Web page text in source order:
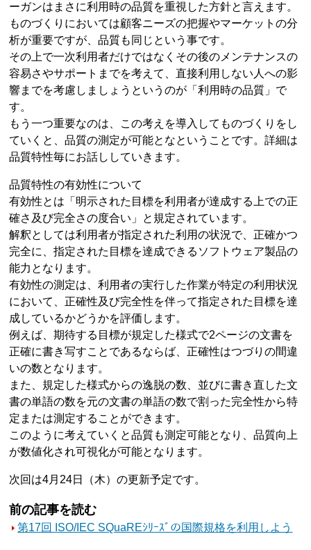
ーガンはまさに利用時の品質を重視した方針と言えます。
ものづくりにおいては顧客ニーズの把握やマーケットの分
析が重要ですが、品質も同じという事です。
その上で一次利用者だけではなくその後のメンテナンスの
容易さやサポートまでを考えて、直接利用しない人への影
響までを考慮しましょうというのが「利用時の品質」で
す。
もう一つ重要なのは、この考えを導入してものづくりをし
ていくと、品質の測定が可能となということです。詳細は
品質特性毎にお話ししていきます。
品質特性の有効性について
有効性とは「明示された目標を利用者が達成する上での正
確さ及び完全さの度合い」と規定されています。
解釈としては利用者が指定された利用の状況で、正確かつ
完全に、指定された目標を達成できるソフトウェア製品の
能力となります。
有効性の測定は、利用者の実行した作業が特定の利用状況
において、正確性及び完全性を伴って指定された目標を達
成しているかどうかを評価します。
例えば、期待する目標が規定した様式で2ページの文書を
正確に書き写すことであるならば、正確性はつづりの間違
いの数となります。
また、規定した様式からの逸脱の数、並びに書き直した文
書の単語の数を元の文書の単語の数で割った完全性から特
定または測定することができます。
このように考えていくと品質も測定可能となり、品質向上
が数値化され可視化が可能となります。
次回は4月24日（木）の更新予定です。
前の記事を読む
第17回 ISO/IEC SQuaREｼﾘｰｽﾞの国際規格を利用しよう